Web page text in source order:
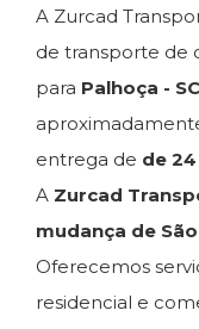
A Zurcad
de transporte de
para Palhoça - SC
entrega de de
A Zurcad
mudança de
Oferecemos
residencial e